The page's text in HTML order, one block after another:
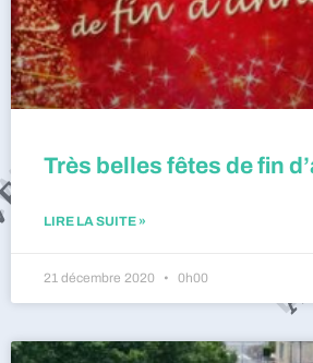
Très belles fêtes de fin
LIRE LA SUITE »
21 décembre 2020 0h00